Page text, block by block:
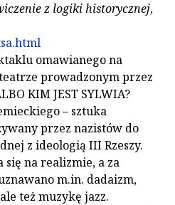
z logiki historycznej,
omawianego na
prowadzonym przez
KIM JEST SYLWIA?
– sztuka
przez nazistów do
z ideologią III Rzeszy.
się na realizmie, a za
m.in. dadaizm,
też muzykę jazz.